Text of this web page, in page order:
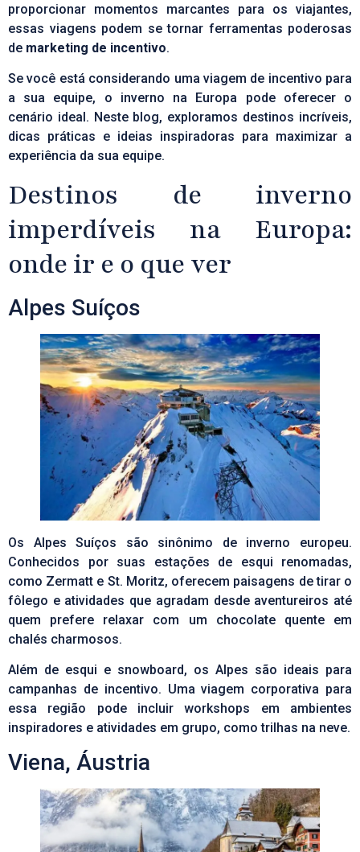
proporcionar momentos marcantes para os viajantes,
essas viagens podem se tornar ferramentas poderosas
de marketing de incentivo.
Se você está considerando uma viagem de incentivo para
a sua equipe, o inverno na Europa pode oferecer o
cenário ideal. Neste blog, exploramos destinos incríveis,
dicas práticas e ideias inspiradoras para maximizar a
experiência da sua equipe.
Destinos de inverno
imperdíveis na Europa:
onde ir e o que ver
Alpes Suíços
Os Alpes Suíços são sinônimo de inverno europeu.
Conhecidos por suas estações de esqui renomadas,
como Zermatt e St. Moritz, oferecem paisagens de tirar o
fôlego e atividades que agradam desde aventureiros até
quem prefere relaxar com um chocolate quente em
chalés charmosos.
Além de esqui e snowboard, os Alpes são ideais para
campanhas de incentivo. Uma viagem corporativa para
essa região pode incluir workshops em ambientes
inspiradores e atividades em grupo, como trilhas na neve.
Viena, Áustria